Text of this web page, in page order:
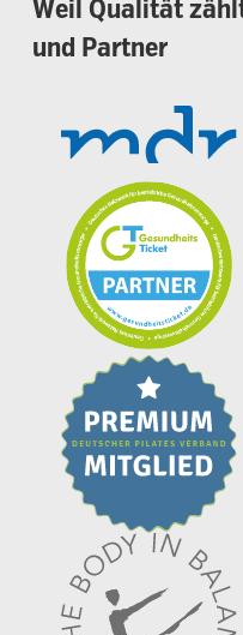
Weil Qualität
und Partner